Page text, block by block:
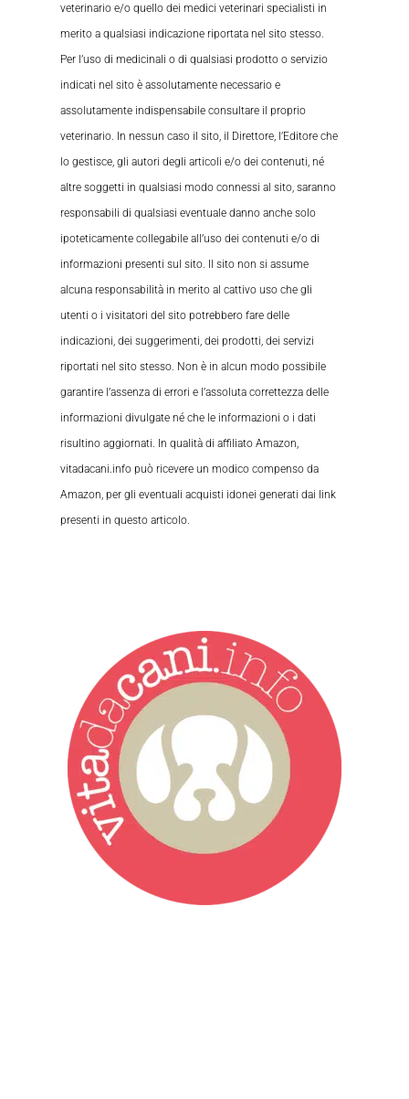
veterinario e/o quello dei medici veterinari specialisti in
merito a qualsiasi indicazione riportata nel sito stesso.
Per l’uso di medicinali o di qualsiasi prodotto o servizio
indicati nel sito è assolutamente necessario e
assolutamente indispensabile consultare il proprio
veterinario. In nessun caso il sito, il Direttore, l’Editore che
lo gestisce, gli autori degli articoli e/o dei contenuti, né
altre soggetti in qualsiasi modo connessi al sito, saranno
responsabili di qualsiasi eventuale danno anche solo
ipoteticamente collegabile all’uso dei contenuti e/o di
informazioni presenti sul sito. Il sito non si assume
alcuna responsabilità in merito al cattivo uso che gli
utenti o i visitatori del sito potrebbero fare delle
indicazioni, dei suggerimenti, dei prodotti, dei servizi
riportati nel sito stesso. Non è in alcun modo possibile
garantire l’assenza di errori e l’assoluta correttezza delle
informazioni divulgate né che le informazioni o i dati
risultino aggiornati. In qualità di affiliato Amazon,
vitadacani.info può ricevere un modico compenso da
Amazon, per gli eventuali acquisti idonei generati dai link
presenti in questo articolo.